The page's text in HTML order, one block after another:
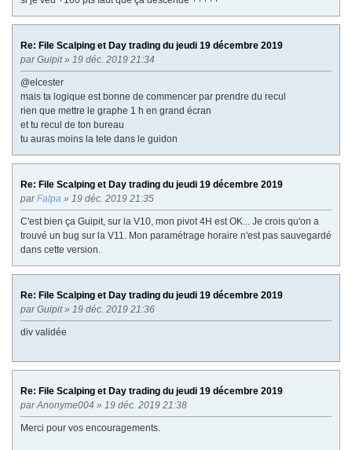
Re: File Scalping et Day trading du jeudi 19 décembre 2019
parGuipit» 19 déc. 2019 21:34
@elcester
mais ta logique est bonne de commencer par prendre du recul
rien que mettre le graphe 1 h en grand écran
et tu recul de ton bureau
tu auras moins la tete dans le guidon
Re: File Scalping et Day trading du jeudi 19 décembre 2019
parFalpa » 19 déc. 2019 21:35
C'est bien ça Guipit, sur la V10, mon pivot 4H est OK... Je crois qu'on a
trouvé un bug sur la V11. Mon paramétrage horaire n'est pas sauvegardé
dans cette version.
Re: File Scalping et Day trading du jeudi 19 décembre 2019
parGuipit» 19 déc. 2019 21:36
div validée
Re: File Scalping et Day trading du jeudi 19 décembre 2019
parAnonyme004 » 19 déc. 2019 21:38
Merci pour vos encouragements.